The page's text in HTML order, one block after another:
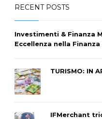
RECENT POSTS
Investimenti & Finanza
Eccellenza nella
TURISMO: IN
IFMerchant